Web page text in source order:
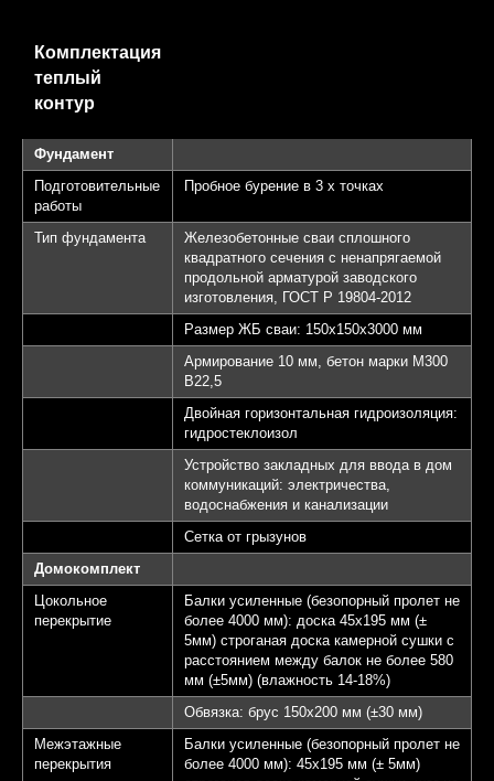
Комплектация
теплый
контур
Фундамент
Подготовительные
работы
Пробное бурение в 3 х точках
Тип фундамента
Железобетонные сваи сплошного
квадратного сечения с ненапрягаемой
продольной арматурой заводского
изготовления, ГОСТ Р 19804-2012
Размер ЖБ сваи: 150х150х3000 мм
Армирование 10 мм, бетон марки М300
B22,5
Двойная горизонтальная гидроизоляция:
гидростеклоизол
Устройство закладных для ввода в дом
коммуникаций: электричества,
водоснабжения и канализации
Сетка от грызунов
Домокомплект
Цокольное
перекрытие
Балки усиленные (безопорный пролет не
более 4000 мм): доска 45х195 мм (±
5мм) строганая доска камерной сушки с
расстоянием между балок не более 580
мм (±5мм) (влажность 14-18%)
Обвязка: брус 150х200 мм (±30 мм)
Межэтажные
перекрытия
Балки усиленные (безопорный пролет не
более 4000 мм): 45х195 мм (± 5мм)